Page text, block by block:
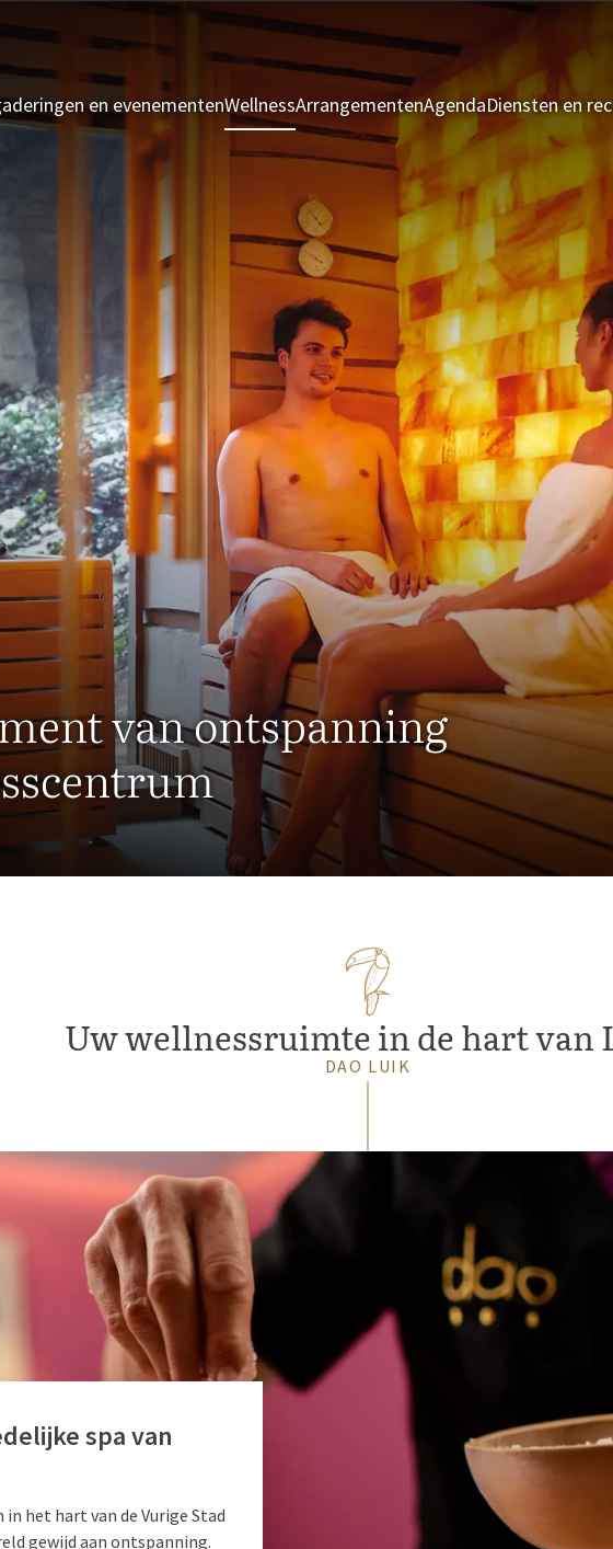
en evenementenWellnessArrangementenAgendaDiensten en
van ontspanning
Uw wellnessruimte in dehart van
DAO LUIK
spa van
het hart van de Vurige Stad
gewijd aan ontspanning.